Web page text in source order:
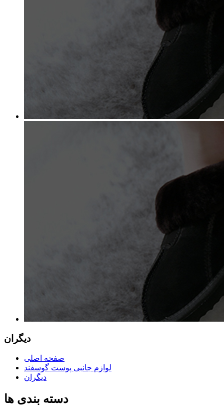
دیگران
صفحه اصلی
لوازم جانبی پوست گوسفند
دیگران
دسته بندی ها